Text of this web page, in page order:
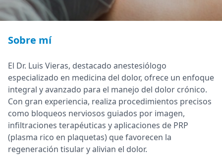
Sobre mí
El Dr. Luis Vieras, destacado anestesiólogo
especializado en medicina del dolor, ofrece un enfoque
integral y avanzado para el manejo del dolor crónico.
Con gran experiencia, realiza procedimientos precisos
como bloqueos nerviosos guiados por imagen,
infiltraciones terapéuticas y aplicaciones de PRP
(plasma rico en plaquetas) que favorecen la
regeneración tisular y alivian el dolor.